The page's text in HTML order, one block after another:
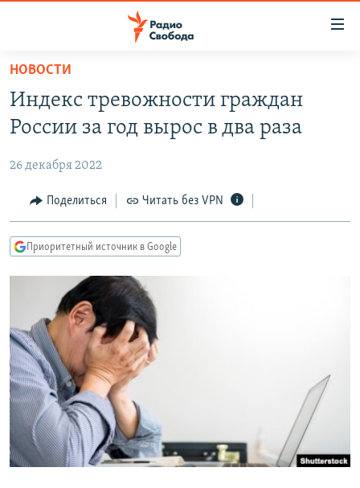
упрощенного
доступа
Вернуться
основному
Вернутся
главной
навигации
Вернутся
поиску
ПОДКАСТЫ
ЦИТАТЫ СВОБОДЫ
МНЕНИЯ
IDEL.РЕАЛИИ
КАВКАЗ.РЕАЛИИ
СЕВЕР.РЕАЛИИ
СИБИРЬ.РЕАЛИИ
РАСПИСАНИЕ ВЕЩАНИЯ
ПОДПИШИТЕСЬ НА РАССЫЛКУ
СОЦИАЛЬНЫЕ СЕТИ
НОВОСТИ
Индекс тревожности граждан
России за год вырос в два раза
26 декабря 2022
Поделиться Читать без VPN
Приоритетный источник в Google